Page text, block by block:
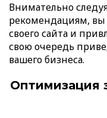
Внимательно
рекомендациям,
своего сайта и
свою очередь
вашего бизнеса.
Оптимизация